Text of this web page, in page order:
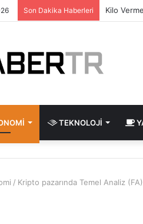
Son Dakika Haberleri Kilo
TEKNOLOJI
/ Kripto pazarında Temel Analiz